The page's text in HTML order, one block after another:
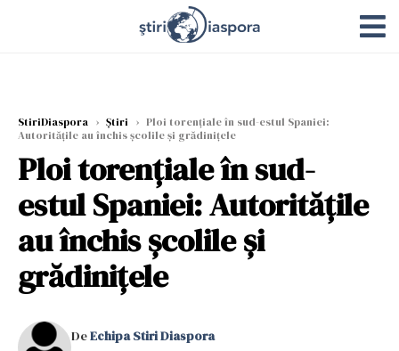
StiriDiaspora › Știri › Ploi torențiale în sud-estul Spaniei:
Autoritățile au închis școlile și grădinițele
Ploi torențiale în sud-
estul Spaniei: Autoritățile
au închis școlile și
grădinițele
DeEchipa Stiri Diaspora